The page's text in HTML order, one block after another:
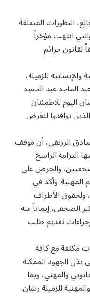
التطورات المتعلقة
انتهت مؤخراً
جرائم
للزميلة،
الماجد عبد الحميد
اليوم للاطمئنان
توافدوا للغرض
الرزيقي، أن موقف
التزامه الراسخ
والحرص على
وأكد في
ولحقوق الأطراف
الصحفي، إيماناً منه
تقديم طلب
مكثفة مع كافة
بذل الجهود الممكنة
والمهني، وبما
للزميلة رشان.